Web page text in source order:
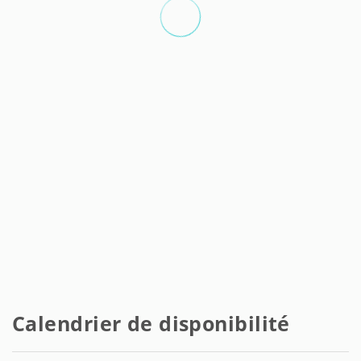
Calendrier de disponibilité